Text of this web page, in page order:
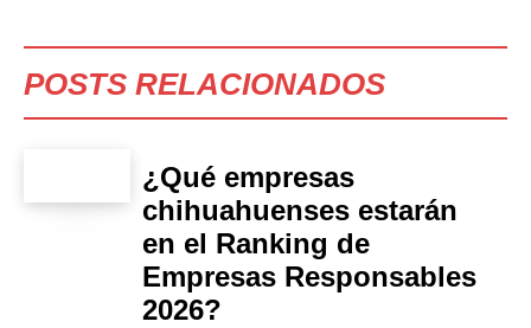
POSTS RELACIONADOS
¿Qué empresas
chihuahuenses estarán
en el Ranking de
Empresas Responsables
2026?